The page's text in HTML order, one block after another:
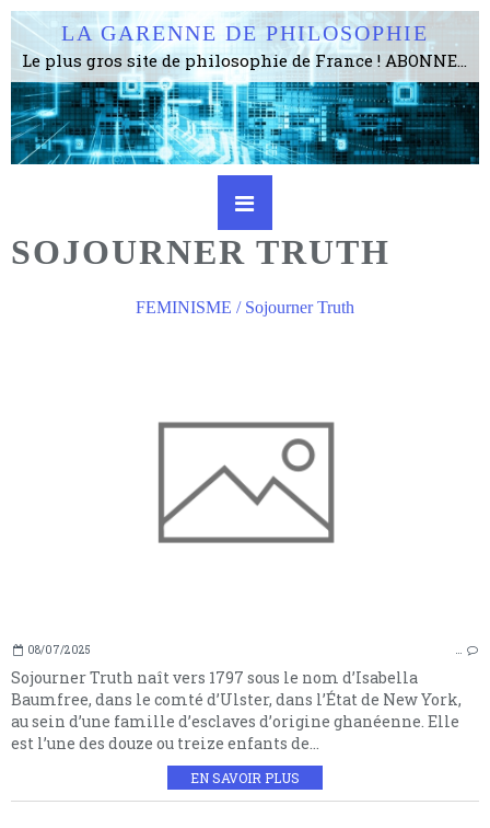
LA GARENNE DE PHILOSOPHIE
Le plus gros site de philosophie de France ! ABONNEZ-VOUS ! 4115 Articles, 1634 abonné·e·s, depuis 2006 . . . . . . . . 2 852 214 pages vues jusqu'à présent. Prestance et être apte à un plus grand nombre de choses.
SOJOURNER TRUTH
FEMINISME / Sojourner Truth
08/07/2025 …
Sojourner Truth naît vers 1797 sous le nom d’Isabella
Baumfree, dans le comté d’Ulster, dans l’État de New York,
au sein d’une famille d’esclaves d’origine ghanéenne. Elle
est l’une des douze ou treize enfants de...
EN SAVOIR PLUS